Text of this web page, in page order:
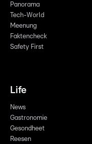
Panorama
Tech-World
Meenung
Faktencheck
Safety First
Life
News
Gastronomie
Gesondheet
Reesen